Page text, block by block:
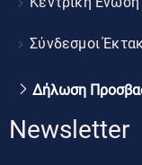
Σύνδεσμοι
Δήλωση
Newsletter